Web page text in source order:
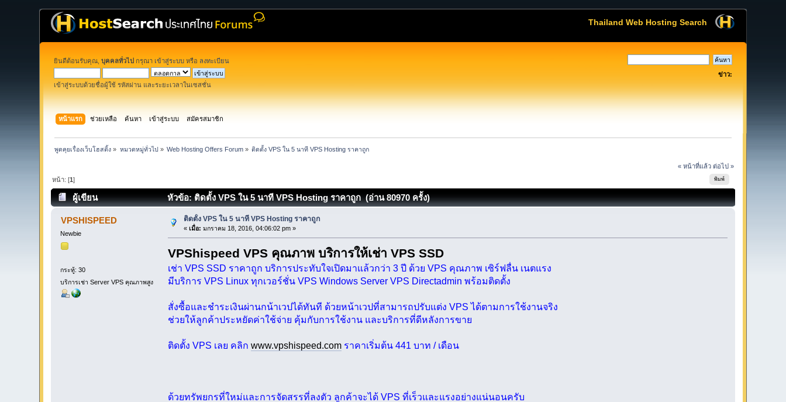
Thailand Web Hosting Search
ยินดีต้อนรับคุณ,บุคคลทั่วไป กรุณา เข้าสู่ระบบ หรือ ลงทะเบียน
เข้าสู่ระบบด้วยชื่อผู้ใช้ รหัสผ่าน และระยะเวลาในเซสชั่น
ข่าว:
หน้าแรก ช่วยเหลือ ค้นหา เข้าสู่ระบบ สมัครสมาชิก
พูดคุยเรื่องเว็บโฮสติ้ง » หมวดหมู่ทั่วไป» Web Hosting Offers Forum » ติดตั้ง VPS ใน 5 นาที VPS Hosting ราคาถูก
« หน้าที่แล้ว ต่อไป »
พิมพ์
หน้า: [1]
ผู้เขียน หัวข้อ: ติดตั้ง VPS ใน 5 นาที VPS Hosting ราคาถูก (อ่าน 80970 ครั้ง)
VPSHISPEED
Newbie
กระทู้: 30
บริการเช่า Server VPS คุณภาพสูง
ติดตั้ง VPS ใน 5 นาที VPS Hosting ราคาถูก
«เมื่อ: มกราคม 18, 2016, 04:06:02 pm »
VPShispeed VPS คุณภาพ บริการให้เช่า VPS SSD
เช่า VPS SSD ราคาถูก บริการประทับใจเปิดมาแล้วกว่า 3 ปี ด้วย VPS คุณภาพ เซิร์ฟลื่น เนตแรง
มีบริการ VPS Linux ทุกเวอร์ชั่น VPS Windows Server VPS Directadmin พร้อมติดตั้ง
สั่งซื้อและชำระเงินผ่านกน้าเวปได้ทันที ด้วยหน้าเวปที่สามารถปรับแต่ง VPS ได้ตามการใช้งานจริง
ช่วยให้ลูกค้าประหยัดค่าใช้จ่าย คุ้มกับการใช้งาน และบริการที่ดีหลังการขาย
ติดตั้ง VPS เลย คลิก www.vpshispeed.comราคาเริ่มต้น 441 บาท / เดือน
ด้วยทรัพยกรที่ใหม่และการจัดสรรที่ลงตัว ลูกค้าจะได้ VPS ที่เร็วและแรงอย่างแน่นอนครับ